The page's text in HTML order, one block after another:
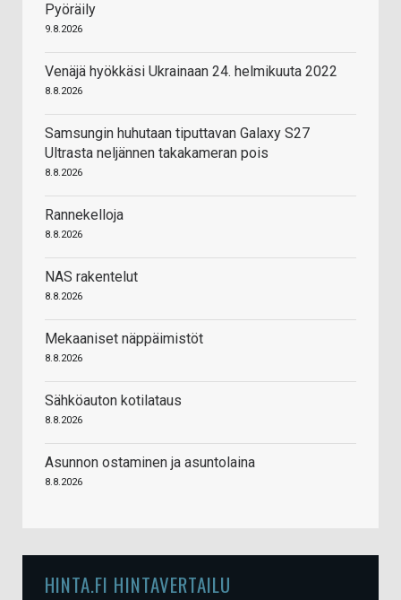
Pyöräily
9.8.2026
Venäjä hyökkäsi Ukrainaan 24. helmikuuta 2022
8.8.2026
Samsungin huhutaan tiputtavan Galaxy S27
Ultrasta neljännen takakameran pois
8.8.2026
Rannekelloja
8.8.2026
NAS rakentelut
8.8.2026
Mekaaniset näppäimistöt
8.8.2026
Sähköauton kotilataus
8.8.2026
Asunnon ostaminen ja asuntolaina
8.8.2026
HINTA.FI HINTAVERTAILU